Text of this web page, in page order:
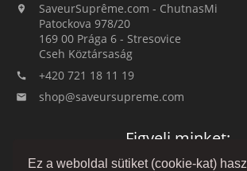
Ez a weboldal sütiket (cookie-kat)

SaveurSuprême.com - ChutnasMi
Patockova 978/20
169 00 Prága 6 - Stresovice
Cseh Köztársaság
 +420 721 18 11 19
 shop@saveursupreme.com
Figyelj minket: